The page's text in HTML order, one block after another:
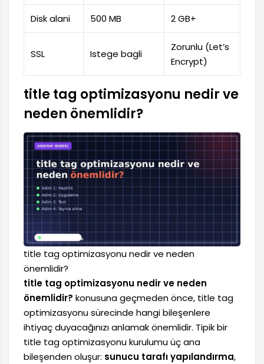
Disk alani 500 MB 2 GB+
SSL Istege bagli
Zorunlu (Let’s
Encrypt)
title tag optimizasyonu nedir ve
neden önemlidir?
title tag optimizasyonu nedir ve neden
önemlidir?
title tag optimizasyonu nedir ve neden
önemlidir? konusuna geçmeden önce, title tag
optimizasyonu sürecinde hangi bileşenlere
ihtiyaç duyacağınızı anlamak önemlidir. Tipik bir
title tag optimizasyonu kurulumu üç ana
bileşenden oluşur: sunucu tarafı yapılandırma,